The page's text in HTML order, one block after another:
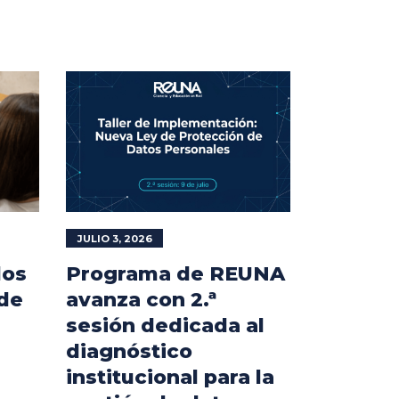
JULIO 3, 2026
Programa de REUNA
avanza con 2.ª
sesión dedicada al
diagnóstico
institucional para la